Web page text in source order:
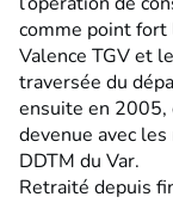
comme point fort
Valence TGV et
traversée du
ensuite en 2005,
devenue avec
DDTM du Var.
Retraité depuis